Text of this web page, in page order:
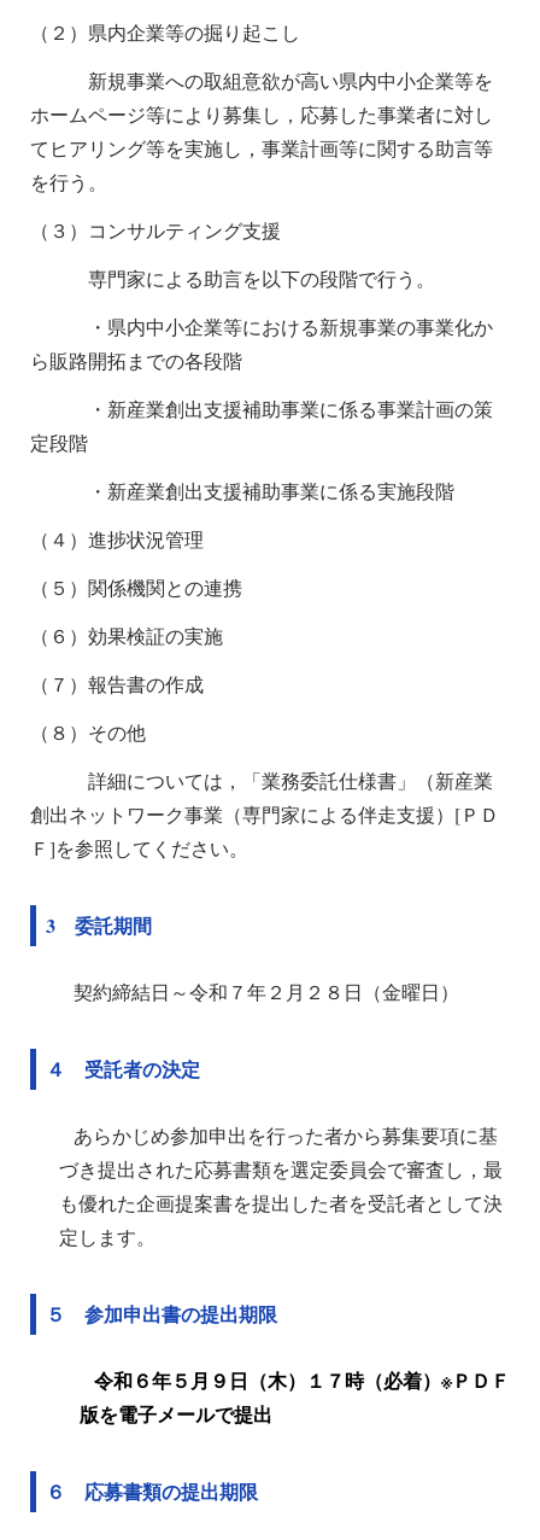
（２）県内企業等の掘り起こし
新規事業への取組意欲が高い県内中小企業等を
ホームページ等により募集し，応募した事業者に対し
てヒアリング等を実施し，事業計画等に関する助言等
を行う。
（３）コンサルティング支援
専門家による助言を以下の段階で行う。
・県内中小企業等における新規事業の事業化か
ら販路開拓までの各段階
・新産業創出支援補助事業に係る事業計画の策
定段階
・新産業創出支援補助事業に係る実施段階
（４）進捗状況管理
（５）関係機関との連携
（６）効果検証の実施
（７）報告書の作成
（８）その他
詳細については，「業務委託仕様書」（新産業
創出ネットワーク事業（専門家による伴走支援）[ＰＤ
Ｆ]を参照してください。
3 委託期間
契約締結日～令和７年２月２８日（金曜日）
４ 受託者の決定
あらかじめ参加申出を行った者から募集要項に基
づき提出された応募書類を選定委員会で審査し，最
も優れた企画提案書を提出した者を受託者として決
定します。
５ 参加申出書の提出期限
令和６年５月９日（木）１７時（必着）※ＰＤＦ
版を電子メールで提出
６ 応募書類の提出期限